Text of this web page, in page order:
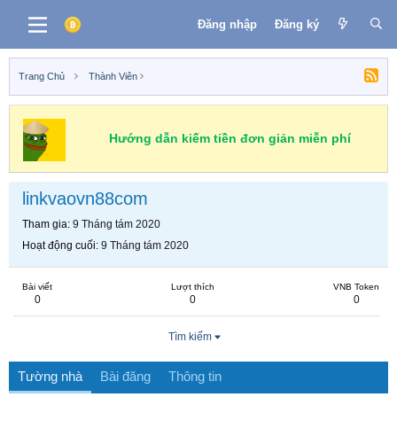
Đăng nhập Đăng ký
Trang Chủ Thành Viên
Hướng dẫn kiếm tiền đơn giản miễn phí
linkvaovn88com
Tham gia 9 Tháng tám 2020
Hoạt động cuối 9 Tháng tám 2020
Bài viết
0
Lượt thích
0
VNB Token
0
Tìm kiếm
Tường nhà Bài đăng Thông tin